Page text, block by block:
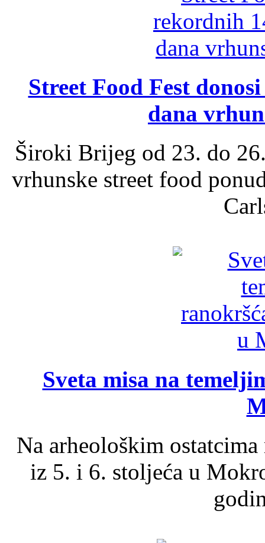
Street Food Fest
dana
Široki Brijeg od 23. do
vrhunske street food
Sveta misa na
Na arheološkim
iz 5. i 6. stoljeća u